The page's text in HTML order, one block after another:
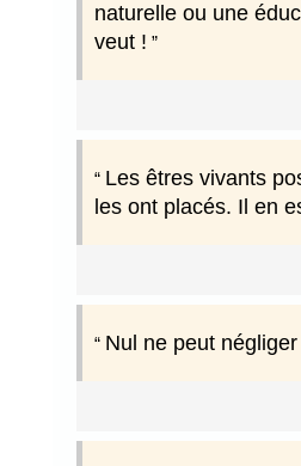
naturelle ou une
veut !
Les êtres vivants
les ont placés. Il en
Nul ne peut